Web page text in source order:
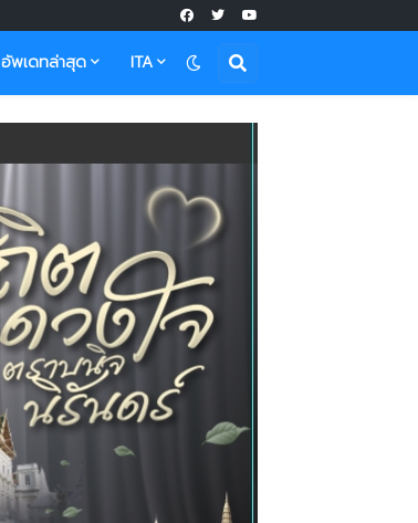
อัพเดทล่าสุด ITA